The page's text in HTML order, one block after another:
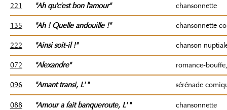
221 "Ah qu'c'est bon l'amour" chansonnette
135 "Ah ! Quelle andouille !" chansonnette
222 "Ainsi soit-il !" chanson
072 "Alexandre" romance-
096 "Amant transi, L'" sérénade
088 "Amour a fait banqueroute, L'" chansonnette